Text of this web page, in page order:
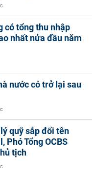
có tổng thu nhập
nhất nửa đầu năm
nước có trở lại sau
quỹ sắp đổi tên
Phó Tổng OCBS
tịch